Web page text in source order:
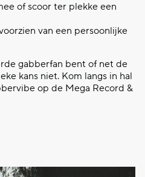
of scoor ter plekke een
van een persoonlijke
gabberfan bent of net de
kans niet. Kom langs in hal
op de Mega Record &